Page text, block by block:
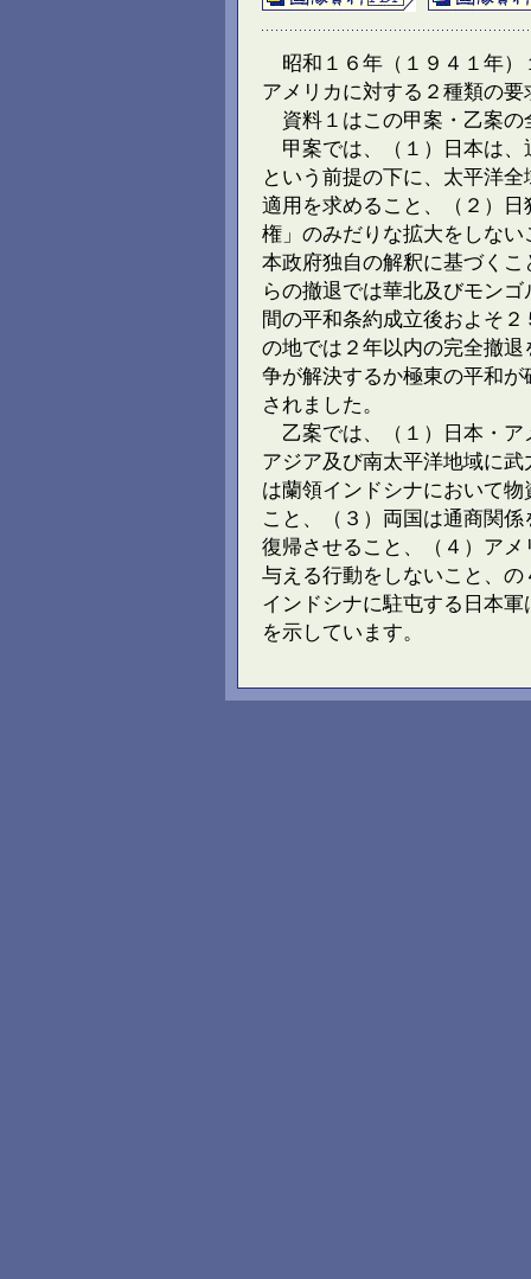
昭和１６年（１９４１年）
アメリカに対する２種類の
資料１はこの甲案・乙案の
甲案では、（１）日本は、
という前提の下に、太平洋
適用を求めること、（２）
権」のみだりな拡大をしな
本政府独自の解釈に基づく
らの撤退では華北及びモン
間の平和条約成立後およそ
の地では２年以内の完全撤
争が解決するか極東の平和
されました。
乙案では、（１）日本・ア
アジア及び南太平洋地域に
は蘭領インドシナにおいて
こと、（３）両国は通商関
復帰させること、（４）ア
与える行動をしないこと、
インドシナに駐屯する日本
を示しています。